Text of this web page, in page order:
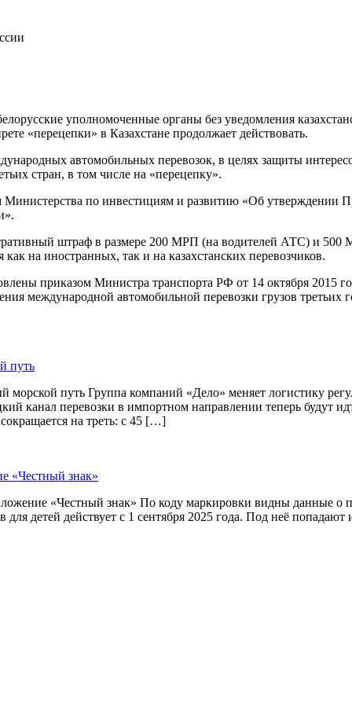
уполномоченные органы без уведомления
«перецепки» в Казахстане продолжает действовать.
автомобильных перевозок, в целях защиты
стран, в том числе на «перецепку».
Министерства по инвестициям и развитию «Об утверждении
штраф в размере 200 МРП (на водителей АТС) и
на иностранных, так и на казахстанских перевозчиков.
приказом Министра транспорта РФ от 14 октября
международной автомобильной перевозки грузов
путь
морской путь Группа компаний «Дело» меняет логистику
канал перевозки в импортном направлении теперь
на треть: с 45 […]
«Честный знак»
«Честный знак» По коду маркировки видны данные
для детей действует с 1 сентября 2025 года. Под неё